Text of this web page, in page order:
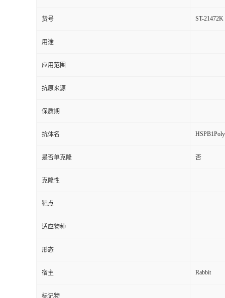
货号 ST-21472K
用途
应用范围
抗原来源
保质期
抗体名
是否单克隆 否
克隆性
靶点
适应物种
形态
宿主 Rabbit
标记物